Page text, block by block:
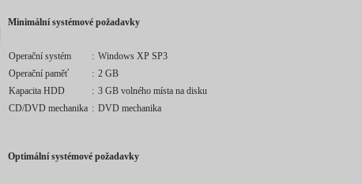
Minimální systémové požadavky
Operační systém : Windows XP SP3
Operační paměť
: 2 GB
Kapacita HDD
: 3 GB volného místa na disku
CD/DVD mechanika : DVD mechanika
Optimální systémové požadavky